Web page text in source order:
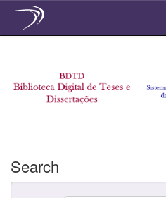
Search